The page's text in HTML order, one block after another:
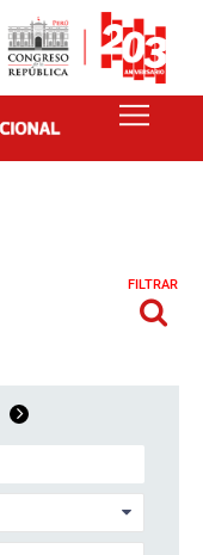
FILTRAR